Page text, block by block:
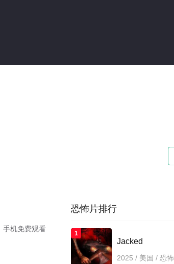
手机免费观看
恐怖片排行
1
Jacked
2025 / 美国 / 恐怖